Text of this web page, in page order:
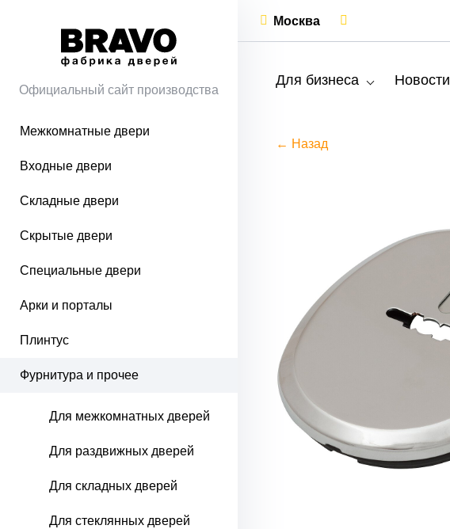
Официальный сайт производства
Межкомнатные двери
Входные двери
Складные двери
Скрытые двери
Специальные двери
Арки и порталы
Плинтус
Фурнитура и прочее
Для межкомнатных дверей
Для раздвижных дверей
Для складных дверей
Для стеклянных дверей
Москва
Для бизнеса Новости
← Назад